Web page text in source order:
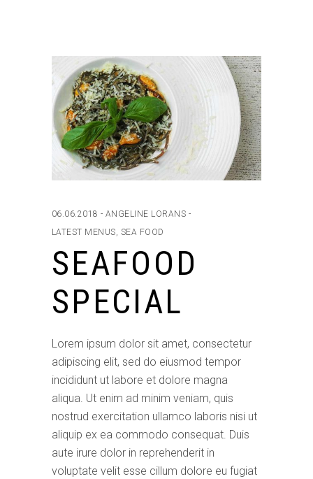
06.06.2018
ANGELINE LORANS
LATEST MENUS, SEA FOOD
SEAFOOD
SPECIAL
Lorem ipsum dolor sit amet, consectetur
adipiscing elit, sed do eiusmod tempor
incididunt ut labore et dolore magna
aliqua. Ut enim ad minim veniam, quis
nostrud exercitation ullamco laboris nisi ut
aliquip ex ea commodo consequat. Duis
aute irure dolor in reprehenderit in
voluptate velit esse cillum dolore eu fugiat